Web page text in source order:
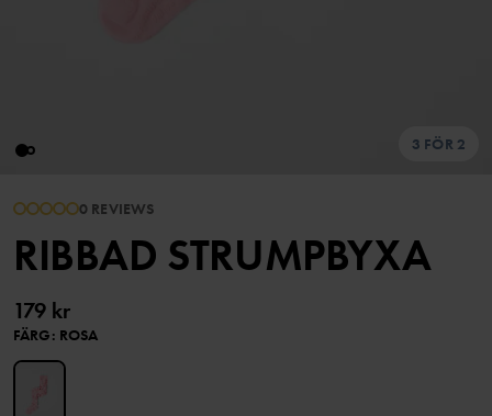
3 FÖR 2
0 REVIEWS
RIBBAD STRUMPBYXA
179 kr
FÄRG: ROSA